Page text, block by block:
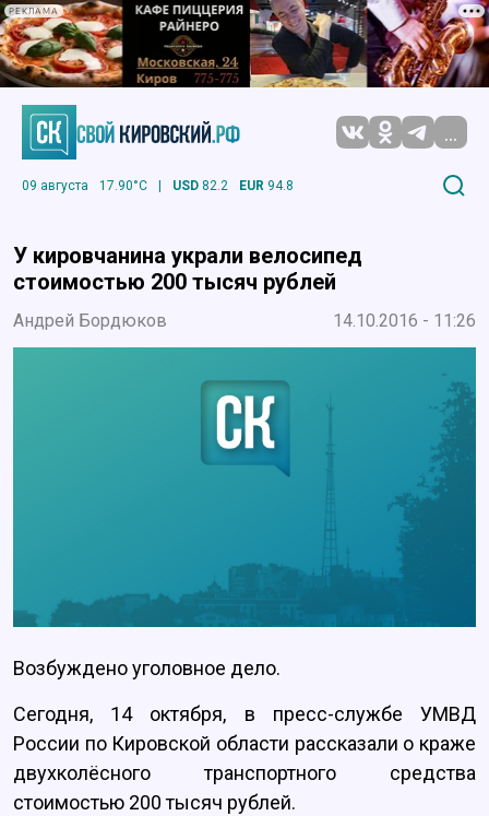
РЕКЛАМА
...
09 августа 17.90°C | USD 82.2 EUR 94.8
У кировчанина украли велосипед
стоимостью 200 тысяч рублей
Андрей Бордюков 14.10.2016 - 11:26
Возбуждено уголовное дело.
Сегодня, 14 октября, в пресс-службе УМВД
России по Кировской области рассказали о краже
двухколёсного транспортного средства
стоимостью 200 тысяч рублей.